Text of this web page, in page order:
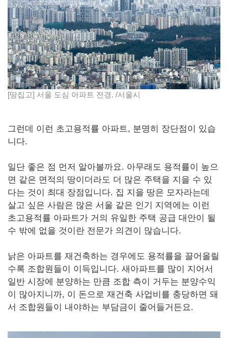
[땅집고] 서울 도심 아파트 전경. /서울시
그런데 이런 초고용적률 아파트, 분명히 장단점이 있습
니다.
일단 좋은 점 먼저 알아볼까요. 아무래도 용적률이 높으
면 같은 면적의 땅이더라도 더 많은 주택을 지을 수 있
다는 것이 최대 장점입니다. 집 지을 땅은 모자라는데
살고 싶은 사람은 많은 서울 같은 인기 지역에는 이런
초고용적률 아파트가 거의 유일한 주택 공급 대안이 될
수 밖에 없을 것이란 전문가 의견이 많습니다.
낡은 아파트를 재건축하는 경우에도 용적률을 끌어올릴
수록 조합원들이 이득입니다. 새아파트를 많이 지어서
일반 시장에 분양하는 만큼 조합 측이 거두는 분양수익
이 많아지니까, 이 돈으로 재건축 사업비를 충당하면 돼
서 조합원들이 내야하는 부담금이 줄어들거든요.